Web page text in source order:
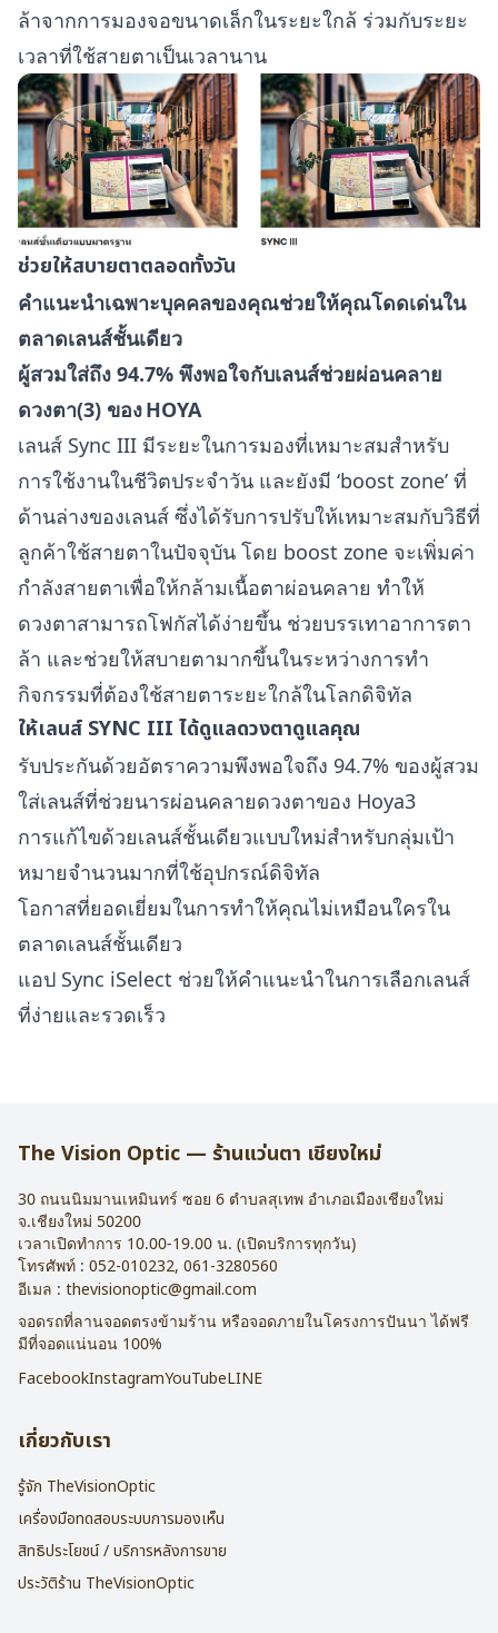
ล้าจากการมองจอขนาดเล็กในระยะใกล้ ร่วมกับระยะ
เวลาที่ใช้สายตาเป็นเวลานาน
ช่วยให้สบายตาตลอดทั้งวัน
คำแนะนำเฉพาะบุคคลของคุณช่วยให้คุณโดดเด่นใน
ตลาดเลนส์ชั้นเดียว
ผู้สวมใส่ถึง 94.7% พึงพอใจกับเลนส์ช่วยผ่อนคลาย
ดวงตา(3) ของ HOYA
เลนส์ Sync III มีระยะในการมองที่เหมาะสมสำหรับ
การใช้งานในชีวิตประจำวัน และยังมี ‘boost zone’ ที่
ด้านล่างของเลนส์ ซึ่งได้รับการปรับให้เหมาะสมกับวิธีที่
ลูกค้าใช้สายตาในปัจจุบัน โดย boost zone จะเพิ่มค่า
กำลังสายตาเพื่อให้กล้ามเนื้อตาผ่อนคลาย ทำให้
ดวงตาสามารถโฟกัสได้ง่ายขึ้น ช่วยบรรเทาอาการตา
ล้า และช่วยให้สบายตามากขึ้นในระหว่างการทำ
กิจกรรมที่ต้องใช้สายตาระยะใกล้ในโลกดิจิทัล
ให้เลนส์ SYNC III ได้ดูแลดวงตาดูแลคุณ
รับประกันด้วยอัตราความพึงพอใจถึง 94.7% ของผู้สวม
ใส่เลนส์ที่ช่วยนารผ่อนคลายดวงตาของ Hoya3
การแก้ไขด้วยเลนส์ชั้นเดียวแบบใหม่สำหรับกลุ่มเป้า
หมายจำนวนมากที่ใช้อุปกรณ์ดิจิทัล
โอกาสที่ยอดเยี่ยมในการทำให้คุณไม่เหมือนใครใน
ตลาดเลนส์ชั้นเดียว
แอป Sync iSelect ช่วยให้คำแนะนำในการเลือกเลนส์
ที่ง่ายและรวดเร็ว
The Vision Optic — ร้านแว่นตา เชียงใหม่
30 ถนนนิมมานเหมินทร์ ซอย 6 ตำบลสุเทพ อำเภอเมืองเชียงใหม่
จ.เชียงใหม่ 50200
เวลาเปิดทำการ 10.00-19.00 น. (เปิดบริการทุกวัน)
โทรศัพท์ : 052-010232, 061-3280560
อีเมล : thevisionoptic@gmail.com
จอดรถที่ลานจอดตรงข้ามร้าน หรือจอดภายในโครงการปันนา ได้ฟรี
มีที่จอดแน่นอน 100%
FacebookInstagramYouTubeLINE
เกี่ยวกับเรา
รู้จัก TheVisionOptic
เครื่องมือทดสอบระบบการมองเห็น
สิทธิประโยชน์ / บริการหลังการขาย
ประวัติร้าน TheVisionOptic